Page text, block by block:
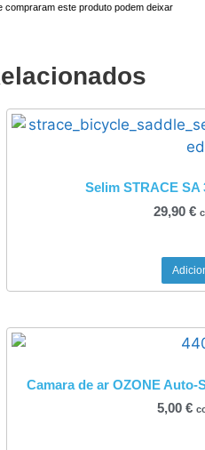
compraram este produto podem deixar
Selim STRACE SA
29,90 €
Camara de ar OZONE Auto-
5,00 €